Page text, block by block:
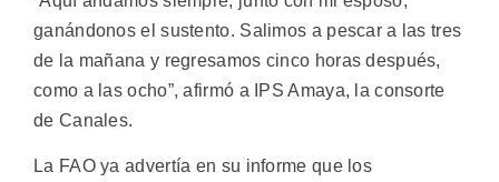
ganándonos el sustento. Salimos a pescar a las tres
de la mañana y regresamos cinco horas después,
como a las ocho”, afirmó a IPS Amaya, la consorte
de Canales.
La FAO ya advertía en su informe que los